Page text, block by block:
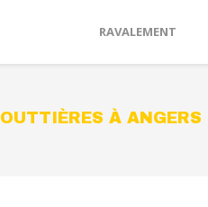
RAVALEMENT
À ANGERS